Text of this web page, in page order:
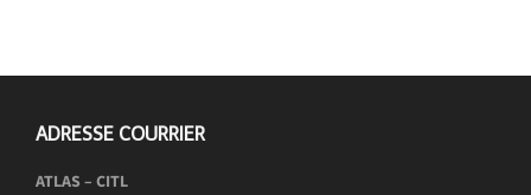
ADRESSE COURRIER
ATLAS – CITL